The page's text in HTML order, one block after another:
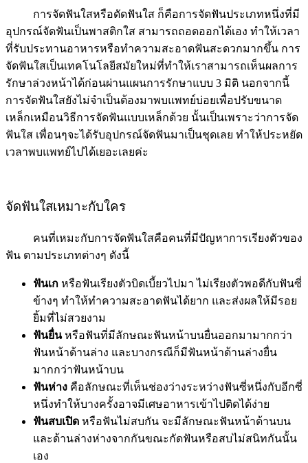
การจัดฟันใสหรือดัดฟันใส ก็คือการจัดฟันประเภทหนึ่งที่มี
อุปกรณ์จัดฟันเป็นพาสติกใส สามารถถอดออกได้เอง ทำให้เวลา
ที่รับประทานอาหารหรือทำความสะอาดฟันสะดวกมากขึ้น การ
จัดฟันใสเป็นเทคโนโลยีสมัยใหม่ที่ทำให้เราสามารถเห็นผลการ
รักษาล่วงหน้าได้ก่อนผ่านแผนการรักษาแบบ 3 มิติ นอกจากนี้
การจัดฟันใสยังไม่จำเป็นต้องมาพบแพทย์บ่อยเพื่อปรับขนาด
เหล็กเหมือนวิธีการจัดฟันแบบเหล็กด้วย นั้นเป็นเพราะว่าการจัด
ฟันใส เพื่อนๆจะได้รับอุปกรณ์จัดฟันมาเป็นชุดเลย ทำให้ประหยัด
เวลาพบแพทย์ไปได้เยอะเลยค่ะ
จัดฟันใสเหมาะกับใคร
คนที่เหมะกับการจัดฟันใสคือคนที่มีปัญหาการเรียงตัวของ
ฟัน ตามประเภทต่างๆ ดังนี้
ฟันเก หรือฟันเรียงตัวบิดเบี้ยวไปมา ไม่เรียงตัวพอดีกับฟันซี่
ข้างๆ ทำให้ทำความสะอาดฟันได้ยาก และส่งผลให้มีรอย
ยิ้มที่ไม่สวยงาม
ฟันยื่นหรือฟันที่มีลักษณะฟันหน้าบนยื่นออกมามากกว่า
ฟันหน้าด้านล่าง และบางกรณีก็มีฟันหน้าด้านล่างยื่น
มากกว่าฟันหน้าบน
ฟันห่าง คือลักษณะที่เห็นช่องว่างระหว่างฟันซี่หนึ่งกับอีกซี่
หนึ่งทำให้บางครั้งอาจมีเศษอาหารเข้าไปติดได้ง่าย
ฟันสบเปิด หรือฟันไม่สบกัน จะมีลักษณะฟันหน้าด้านบน
และด้านล่างห่างจากกันขณะกัดฟันหรือสบไม่สนิทกันนั้น
เอง